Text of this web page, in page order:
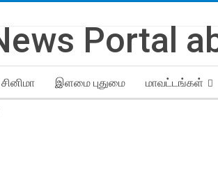
சினிமா இளமை புதுமை மாவட்டங்கள்